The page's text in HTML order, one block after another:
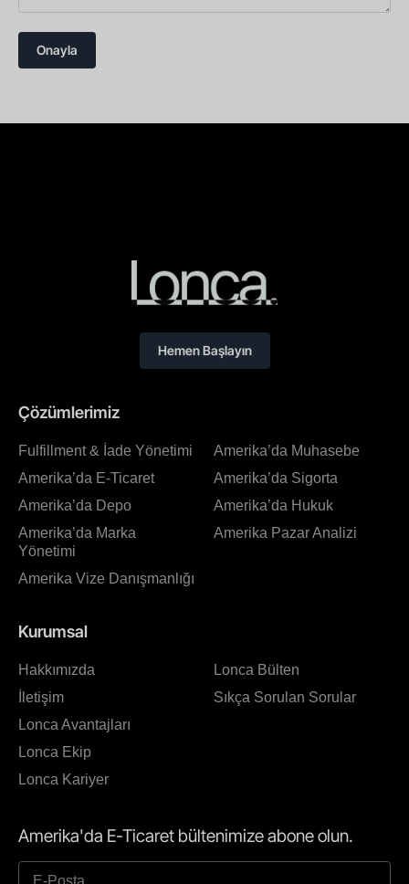
Onayla
Çözümlerimiz
Fulfillment & İade Yönetimi
Amerika’da E-Ticaret
Amerika’da Depo
Amerika’da Marka
Yönetimi
Amerika Vize Danışmanlığı
Amerika’da Muhasebe
Amerika’da Sigorta
Amerika’da Hukuk
Amerika Pazar Analizi
Kurumsal
Hakkımızda
İletişim
Lonca Avantajları
Lonca Ekip
Lonca Kariyer
Lonca Bülten
Sıkça Sorulan Sorular
Amerika'da E-Ticaret bültenimize abone olun.
Hemen Başlayın